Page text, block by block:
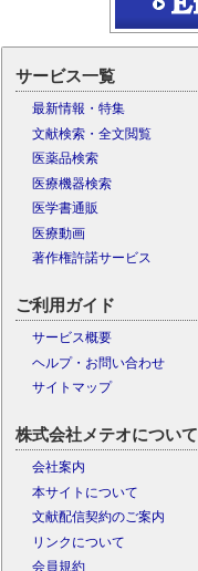
サービス一覧
最新情報・特集
文献検索・全文閲覧
医薬品検索
医療機器検索
医学書通販
医療動画
著作権許諾サービス
ご利用ガイド
サービス概要
ヘルプ・お問い合わせ
サイトマップ
株式会社メテオについて
会社案内
本サイトについて
文献配信契約のご案内
リンクについて
会員規約